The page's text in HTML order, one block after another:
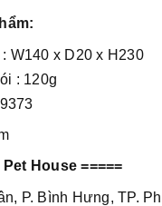
W140 x D20 x H230
: 120g
House =====
P. Bình Hưng, TP.